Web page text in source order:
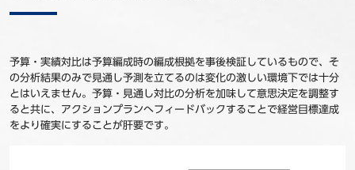
予算・実績対比は予算編成時の編成根拠を事後検証しているもので、そ
の分析結果のみで見通し予測を立てるのは変化の激しい環境下では十分
とはいえません。予算・見通し対比の分析を加味して意思決定を調整す
ると共に、アクションプランへフィードバックすることで経営目標達成
をより確実にすることが肝要です。